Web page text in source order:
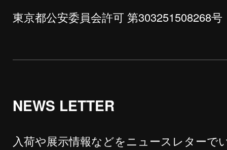
東京都公安委員会許可 第303251508268号
NEWS LETTER
入荷や展示情報などをニュースレターで